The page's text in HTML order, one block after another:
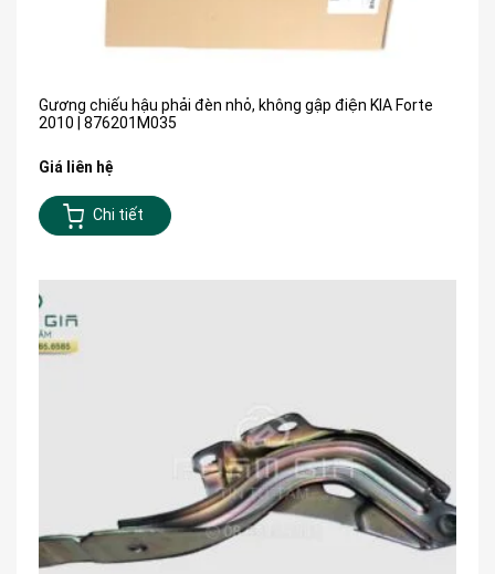
Gương chiếu hậu phải đèn nhỏ, không gập điện KIA Forte
2010 | 876201M035
Giá liên hệ
Chi tiết